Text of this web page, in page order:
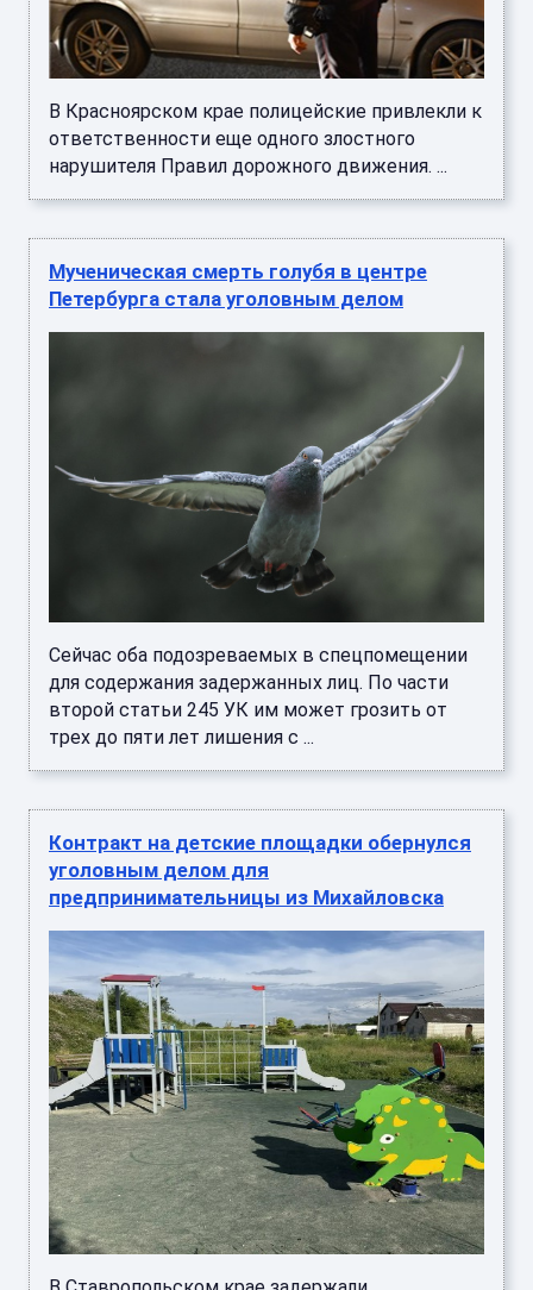
В Красноярском крае полицейские привлекли к
ответственности еще одного злостного
нарушителя Правил дорожного движения. ...
Мученическая смерть голубя в центре
Петербурга стала уголовным делом
Сейчас оба подозреваемых в спецпомещении
для содержания задержанных лиц. По части
второй статьи 245 УК им может грозить от
трех до пяти лет лишения с ...
Контракт на детские площадки обернулся
уголовным делом для
предпринимательницы из Михайловска